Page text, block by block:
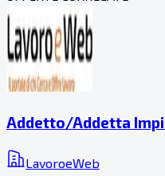
Addetto/Addetta
LavoroeWeb